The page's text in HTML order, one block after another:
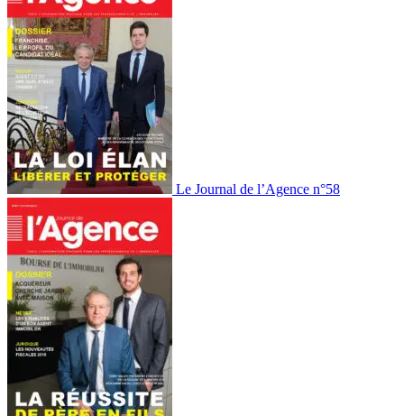
Le Journal de l’Agence n°58